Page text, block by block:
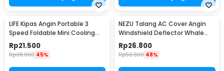
LIFE Kipas Angin Portable 3
Speed Foldable Mini Cooling
Fan 800mAh - Y8
Rp21.500
Rp38.900 45%
NEZU Talang AC Cover Angin
Windshield Deflector Whale
Pattern - N9S
Rp26.800
Rp50.900 48%